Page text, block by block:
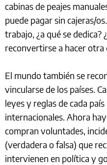
cabinas de peajes
puede pagar sin cajeras/
trabajo, ¿a qué se dedica?
reconvertirse a hacer otra
El mundo también se
vincularse de los países.
leyes y reglas de cada
internacionales. Ahora
compran voluntades,
(verdadera o falsa) que
intervienen en política y